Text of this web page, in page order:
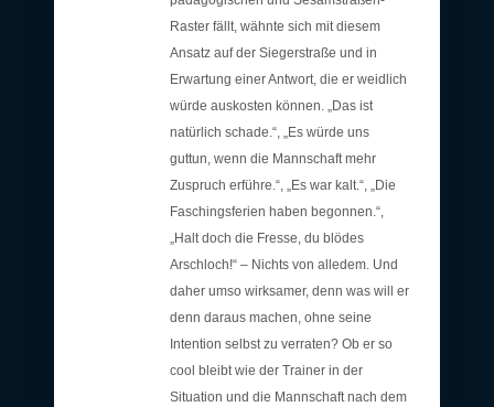
Raster fällt, wähnte sich mit diesem
Ansatz auf der Siegerstraße und in
Erwartung einer Antwort, die er weidlich
würde auskosten können. „Das ist
natürlich schade.“, „Es würde uns
guttun, wenn die Mannschaft mehr
Zuspruch erführe.“, „Es war kalt.“, „Die
Faschingsferien haben begonnen.“,
„Halt doch die Fresse, du blödes
Arschloch!“ – Nichts von alledem. Und
daher umso wirksamer, denn was will er
denn daraus machen, ohne seine
Intention selbst zu verraten? Ob er so
cool bleibt wie der Trainer in der
Situation und die Mannschaft nach dem